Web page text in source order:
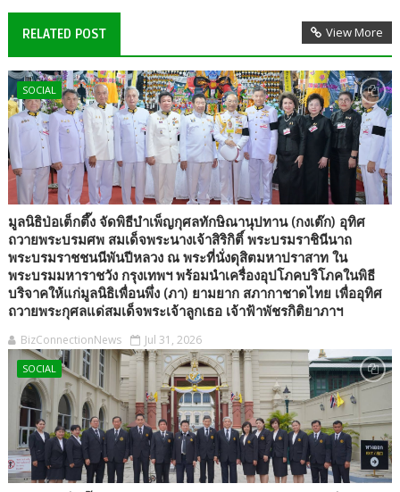
RELATED POST View More
SOCIAL
มูลนิธิป่อเต็กตึ๊ง จัดพิธีบำเพ็ญกุศลทักษิณานุปทาน (กงเต๊ก) อุทิศ
ถวายพระบรมศพ สมเด็จพระนางเจ้าสิริกิติ์ พระบรมราชินีนาถ
พระบรมราชชนนีพันปีหลวง ณ พระที่นั่งดุสิตมหาปราสาท ใน
พระบรมมหาราชวัง กรุงเทพฯ พร้อมนำเครื่องอุปโภคบริโภคในพิธี
บริจาคให้แก่มูลนิธิเพื่อนพึ่ง (ภา) ยามยาก สภากาชาดไทย เพื่ออุทิศ
ถวายพระกุศลแด่สมเด็จพระเจ้าลูกเธอ เจ้าฟ้าพัชรกิติยาภาฯ
BizConnectionNews Jul 31, 2026
SOCIAL